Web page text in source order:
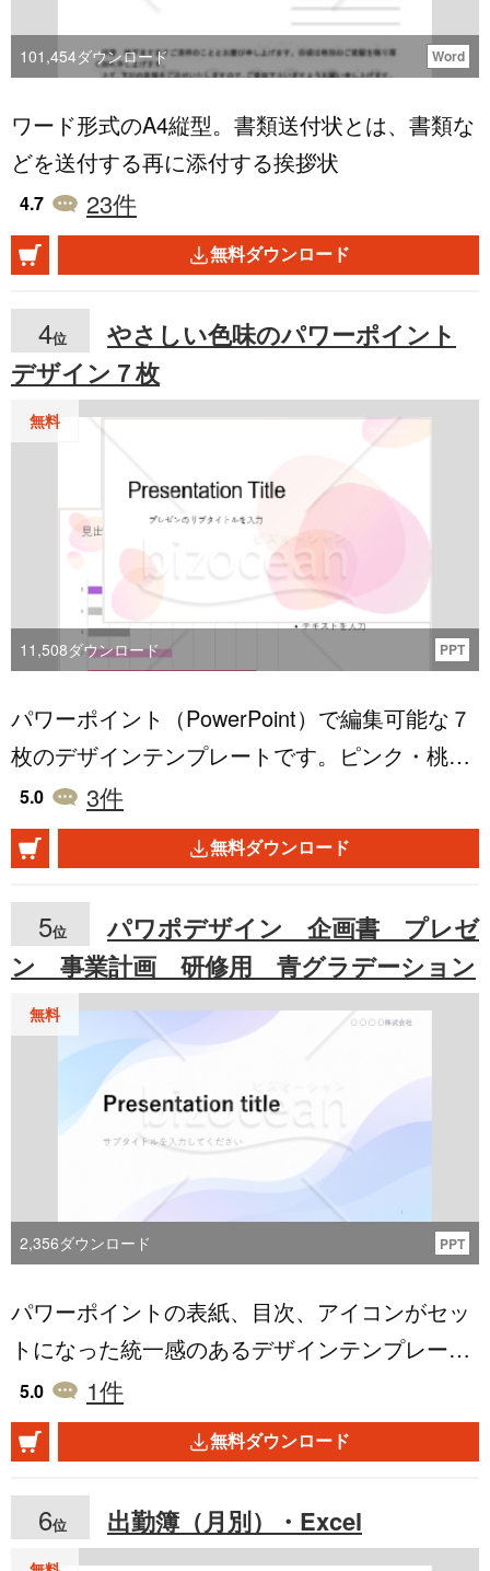
節約 自動計算機能により、手動で計算する手間
を省き、作業効率が大幅に向上します。 ・ プ
ンプレートで、どんな業種にも対応可能。プロ
フェッショナルな印象を与えます。 _________
_______________________________ ↓モノク
ロ版↓ https://www.bizocean.jp/doc/detail/54376
3/ 商品コード：E00001
101,454ダウンロード Word
ワード形式のA4縦型。書類送付状とは、書類な
どを送付する再に添付する挨拶状
4.7 23件
無料ダウンロード
4位
やさしい色味のパワーポイント
デザイン７枚
無料
11,508ダウンロード PPT
パワーポイント（PowerPoint）で編集可能な７
枚のデザインテンプレートです。ピンク・桃色
系のグラデーションカラーを使用しています。
優しい・やわらかい雰囲気を出したい時の資料
や、幼稚園・小学校の行事などでも役立てても
らえたら嬉しいです。子育て中の忙しいパパマ
マを応援しています！ テキストサイズは大きめ
ですので、用途に応じて自由に調整してくださ
い。無料です。 同系色のデザインテンプレート
https://www.bizocean.jp/doc/detail/547089/ http
s://www.bizocean.jp/doc/detail/547182/
5.0 3件
無料ダウンロード
5位
パワポデザイン 企画書 プレゼ
ン 事業計画 研修用 青グラデーション
無料
2,356ダウンロード PPT
パワーポイントの表紙、目次、アイコンがセッ
トになった統一感のあるデザインテンプレート
です。 ビジネス用、教育機関、PTA、人事、採
用、研修など様々なシーンで使える青ベースで
す。 企画書や提案書、プレゼン等にご利用くだ
さい。背景やアイコンは内容に合わせて自由に
調整してください。無料でダウンロードいただ
5.0 1件
無料ダウンロード
6位 出勤簿（月別）・Excel